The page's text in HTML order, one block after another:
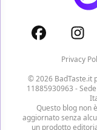
Privacy
© 2026 BadTaste.it
11885930963 -
Questo blog non
aggiornato senza
un prodotto